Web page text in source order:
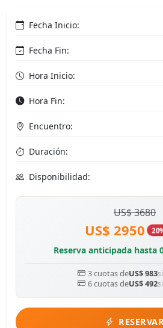
Fecha Inicio:
Fecha Fin:
Hora Inicio:
Hora Fin:
Encuentro:
Duración:
Disponibilidad:
US$ 3680
US$ 2950
Reserva anticipada hasta
3 cuotas deUS$ 983
6 cuotas deUS$ 492
RESERVAR